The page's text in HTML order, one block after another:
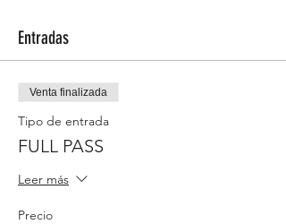
Entradas
Venta finalizada
Tipo de entrada
FULL PASS
Leer más
Precio